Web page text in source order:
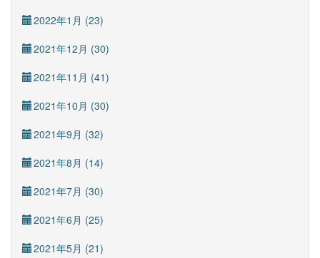
2022年1月 (23)
2021年12月 (30)
2021年11月 (41)
2021年10月 (30)
2021年9月 (32)
2021年8月 (14)
2021年7月 (30)
2021年6月 (25)
2021年5月 (21)